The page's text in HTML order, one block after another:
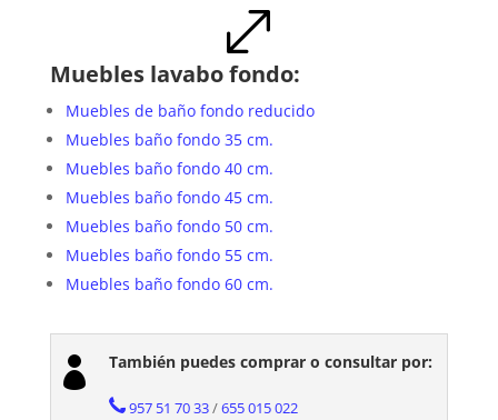
.
Muebles lavabo fondo:
Muebles de baño fondo reducido
Muebles baño fondo 35 cm.
Muebles baño fondo 40 cm.
Muebles baño fondo 45 cm.
Muebles baño fondo 50 cm.
Muebles baño fondo 55 cm.
Muebles baño fondo 60 cm.
 También puedes comprar o consultar por:
957 51 70 33/655 015 022